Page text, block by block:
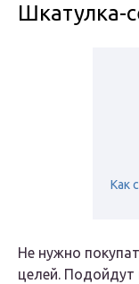
Шкатулка-
Как
Не нужно
целей. Подойдут